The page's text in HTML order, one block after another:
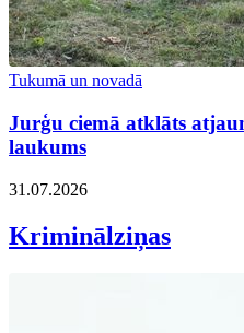
Tukumā un novadā
Jurģu ciemā atklāts
laukums
31.07.2026
Kriminālziņas